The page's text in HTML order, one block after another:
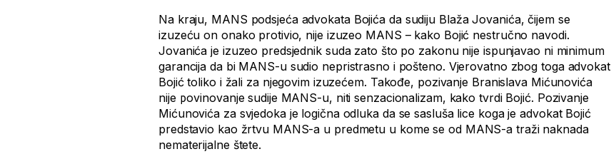
Na kraju, MANS podsjeća advokata Bojića da sudiju Blaža Jovanića, čijem se
izuzeću on onako protivio, nije izuzeo MANS – kako Bojić nestručno navodi.
Jovanića je izuzeo predsjednik suda zato što po zakonu nije ispunjavao ni minimum
garancija da bi MANS-u sudio nepristrasno i pošteno. Vjerovatno zbog toga advokat
Bojić toliko i žali za njegovim izuzećem. Takođe, pozivanje Branislava Mićunovića
nije povinovanje sudije MANS-u, niti senzacionalizam, kako tvrdi Bojić. Pozivanje
Mićunovića za svjedoka je logična odluka da se sasluša lice koga je advokat Bojić
predstavio kao žrtvu MANS-a u predmetu u kome se od MANS-a traži naknada
nematerijalne štete.